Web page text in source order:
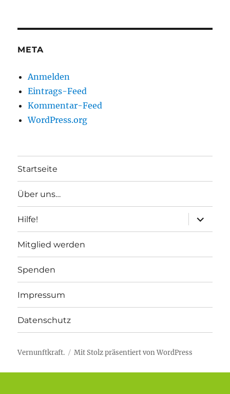
META
Anmelden
Eintrags-Feed
Kommentar-Feed
WordPress.org
Startseite
Über uns…
Hilfe!
anzeigen
Mitglied werden
Spenden
Impressum
Datenschutz
Vernunftkraft. Mit Stolz präsentiert von WordPress